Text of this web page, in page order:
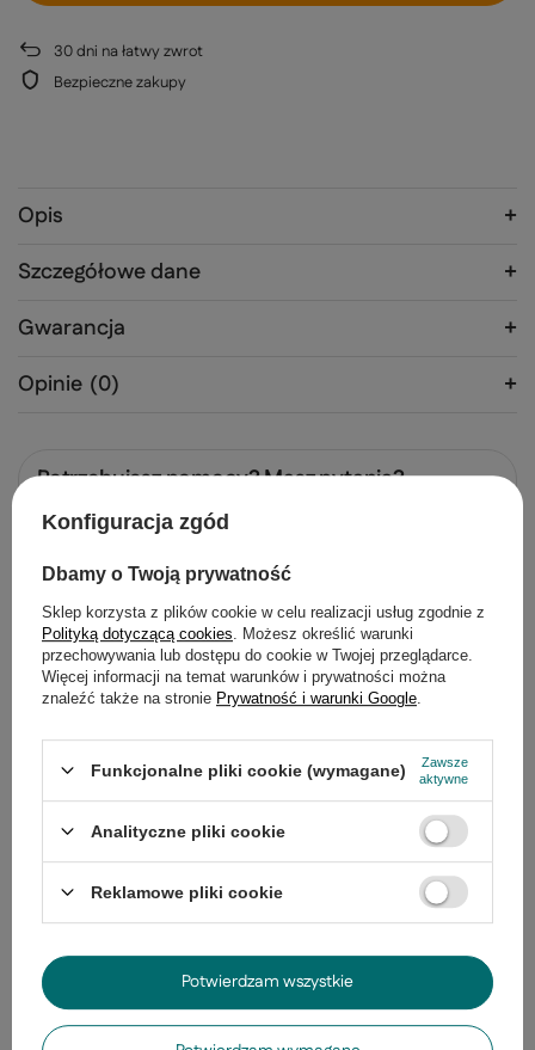
30dni na łatwy zwrot
Bezpieczne zakupy
Opis
Szczegółowe dane
Gwarancja
Opinie (0)
Potrzebujesz pomocy? Masz pytania?
Zadaj pytanie a my odpowiemy
niezwłocznie, najciekawsze pytania i
Produkty z tej samej serii
Żyrandol Denis klasyczny z abażurami 3-
punktowy metalowy do salonu
346,99 zł
Konfiguracja zgód
Dbamy o Twoją prywatność
Sklep korzysta z plików cookie w celu realizacji usług zgodnie z
Polityką dotyczącą cookies . Możesz określić warunki
przechowywania lub dostępu do cookie w Twojej przeglądarce.
Więcej informacji na temat warunków i prywatności można
znaleźć także na stronie Prywatność i warunki Google
Funkcjonalne pliki cookie (wymagane)
Zawsze
aktywne
Analityczne pliki cookie
Reklamowe pliki cookie
Potwierdzam wszystkie